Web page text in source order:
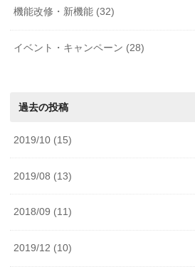
機能改修・新機能 (32)
イベント・キャンペーン (28)
過去の投稿
2019/10 (15)
2019/08 (13)
2018/09 (11)
2019/12 (10)